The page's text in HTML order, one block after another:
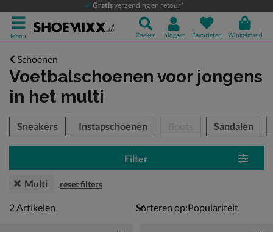
Gratisverzending en retour*
Menu Zoeken Inloggen Favorieten Winkelmand
Schoenen
Voetbalschoenen voor jongens
in het multi
over
Sneakers Instapschoenen Sandalen
Filter
Multi reset filters
2 artikelen
2Artikelen Sorteren op: